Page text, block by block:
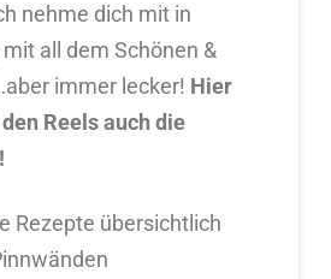
nehme dich mit in
all dem Schönen &
immer lecker! Hier
Reels auch die
Rezepte übersichtlich